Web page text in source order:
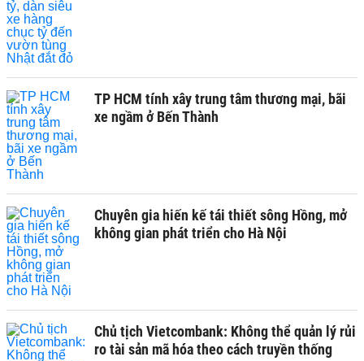
TP HCM tính xây trung tâm thương mại, bãi
xe ngầm ở Bến Thành
Chuyên gia hiến kế tái thiết sông Hồng, mở
không gian phát triển cho Hà Nội
Chủ tịch Vietcombank: Không thể quản lý rủi
ro tài sản mã hóa theo cách truyền thống